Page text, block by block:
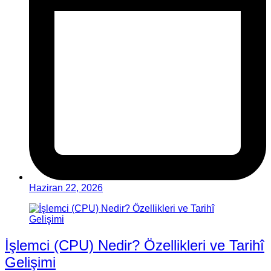
Haziran 22, 2026
İşlemci (CPU) Nedir? Özellikleri ve Tarihî
Gelişimi